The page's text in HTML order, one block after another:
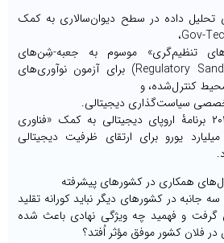
تحلیل داده در سطح دیوان‌سالاری به کمک
تنظیم‌گری» موسوم به جعبه-شِن‌های
تنظیم‌گری (Regulatory Sandboxes) برای آزمون نوآوری‌های
کنترل‌شده، و
سیاست‌گذاری دیجیتالی.
کمیسیون اروپا در سال ۲۰۲۰ برنامۀ اروپای دیجیتالی به کمک «فناوری
دولت» را با بودجه ۷.۵ میلیارد یورو برای ارتقای ظرفیت دیجیتالی
همکاری در کشورهای پیشرفته
جانبه در کشورهای دیگر نباید کورانه تقلید
گرفت و فهمید چه ویژگی نهادی باعث شده
فلان کشور موفق مؤثر اُفتد؟